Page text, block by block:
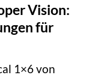
Vision:
für
1×6 von